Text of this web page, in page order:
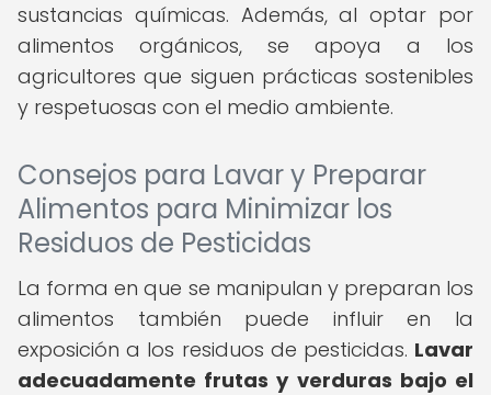
sustancias químicas. Además, al optar por
alimentos orgánicos, se apoya a los
agricultores que siguen prácticas sostenibles
y respetuosas con el medio ambiente.
Consejos para Lavar y Preparar
Alimentos para Minimizar los
Residuos de Pesticidas
La forma en que se manipulan y preparan los
alimentos también puede influir en la
exposición a los residuos de pesticidas. Lavar
adecuadamente frutas y verduras bajo el